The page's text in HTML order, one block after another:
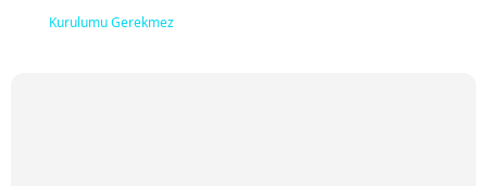
Kurulumu Gerekmez